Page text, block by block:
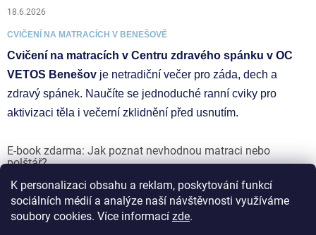
K personalizaci obsahu a reklam, poskytování funkcí
sociálních médií a analýze naší návštěvnosti využíváme
soubory cookies. Více informací zde.
18.6.2026
CVIČENÍ NA MATRACÍCH V BENEŠOVĚ
Cvičení na matracích v Centru zdravého spánku v OC
VETOS Benešov je netradiční večer pro záda, dech a
zdravý spánek. Naučíte se jednoduché ranní cviky pro
aktivizaci těla i večerní zklidnění před usnutím.
E-book zdarma: Jak poznat nevhodnou matraci nebo
polštář?
17.6.2026